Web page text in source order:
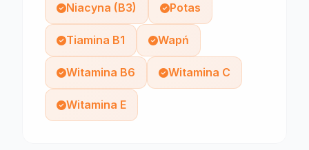
Niacyna (B3) Potas
Tiamina B1 Wapń
Witamina B6 Witamina C
Witamina E